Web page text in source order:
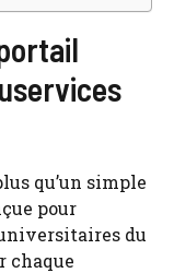
qu’un simple
pour
du
chaque